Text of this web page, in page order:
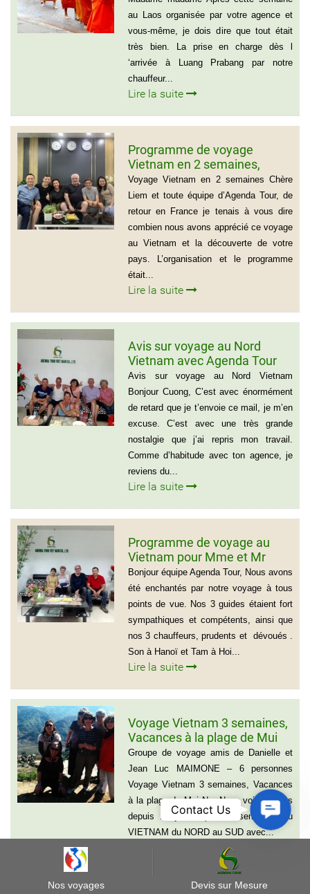
au Laos organisée par votre agence et
vous-même, je dois dire que tout était
très bien. La prise en charge dès l
‘arrivée à Luang Prabang par notre
chauffeur...
Lire la suite
Programme de voyage
Vietnam en 2 semaines,
Famille Jean Pierre Massias
Voyage Vietnam en 2 semaines Chère
Liem et toute équipe d’Agenda Tour, de
retour en France je tenais à vous dire
combien nous avons apprécié ce voyage
au Vietnam et la découverte de votre
pays. L’organisation et le programme
était...
Lire la suite
Avis sur voyage au Nord
Vietnam avec Agenda Tour
Vietnam
Avis sur voyage au Nord Vietnam
Bonjour Cuong, C’est avec énormément
de retard que je t’envoie ce mail, je m’en
excuse. C’est avec une très grande
nostalgie que j’ai repris mon travail.
Comme d’habitude avec ton agence, je
reviens du...
Lire la suite
Programme de voyage au
Vietnam pour Mme et Mr
BOUVART
Bonjour équipe Agenda Tour, Nous avons
été enchantés par notre voyage à tous
points de vue. Nos 3 guides étaient fort
sympathiques et compétents, ainsi que
nos 3 chauffeurs, prudents et dévoués .
Son à Hanoï et Tam à Hoi...
Lire la suite
Voyage Vietnam 3 semaines,
Vacances à la plage de Mui
Ne
Groupe de voyage amis de Danielle et
Jean Luc MAIMONE – 6 personnes
Voyage Vietnam 3 semaines, Vacances
à la plage de Mui Ne: Nous voici rentrés
depuis 15 jours après 5 semaines au
VIETNAM du NORD au SUD avec...
Nos voyages Devis sur Mesure
Contact
Contact Us